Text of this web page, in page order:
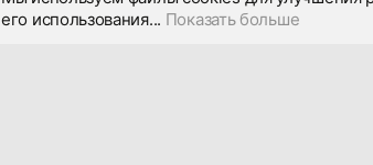
его использования... Показать больше